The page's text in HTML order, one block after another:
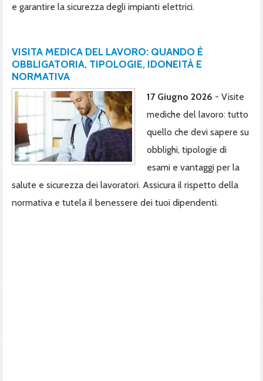
e garantire la sicurezza degli impianti elettrici.
VISITA MEDICA DEL LAVORO: QUANDO È
OBBLIGATORIA, TIPOLOGIE, IDONEITÀ E
NORMATIVA
17 Giugno 2026 - Visite
mediche del lavoro: tutto
quello che devi sapere su
obblighi, tipologie di
esami e vantaggi per la
salute e sicurezza dei lavoratori. Assicura il rispetto della
normativa e tutela il benessere dei tuoi dipendenti.